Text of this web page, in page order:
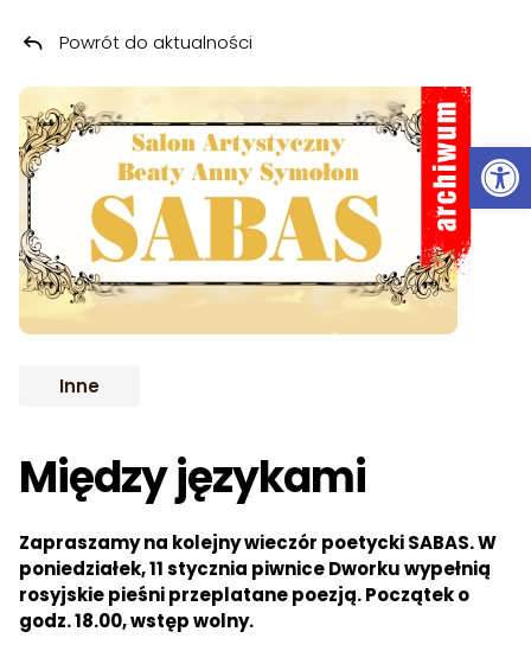
Przeskocz do treści
ARCHIWUM
Inne
Między językami
Powrót do aktualności
Zapraszamy na kolejny wieczór poetycki SABAS. W
poniedziałek, 11 stycznia piwnice Dworku wypełnią
rosyjskie pieśni przeplatane poezją. Początek o
godz. 18.00, wstęp wolny.